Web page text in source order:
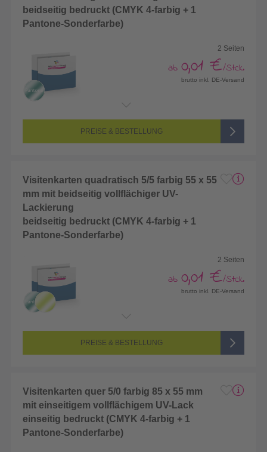
beidseitig bedruckt (CMYK 4-farbig + 1
Pantone-Sonderfarbe)
2 Seiten
ab 0,01 €/Stck.
brutto inkl. DE-Versand
Seitenanzahl: 2-seitig (Vorderseite und Rückseite bedruckt)
5/5-farbig (vollfarbig bedruckt + 1 Sonderfarbe)
PREISE & BESTELLUNG
Visitenkarten quadratisch 5/5 farbig 55 x 55
mm mit beidseitig vollflächiger UV-
Lackierung
beidseitig bedruckt (CMYK 4-farbig + 1
Pantone-Sonderfarbe)
2 Seiten
ab 0,01 €/Stck.
brutto inkl. DE-Versand
Seitenanzahl: 2-seitig (Vorderseite und Rückseite bedruckt)
5/5-farbig (vollfarbig bedruckt + 1 Sonderfarbe)
PREISE & BESTELLUNG
Visitenkarten quer 5/0 farbig 85 x 55 mm
mit einseitigem vollflächigem UV-Lack
einseitig bedruckt (CMYK 4-farbig + 1
Pantone-Sonderfarbe)